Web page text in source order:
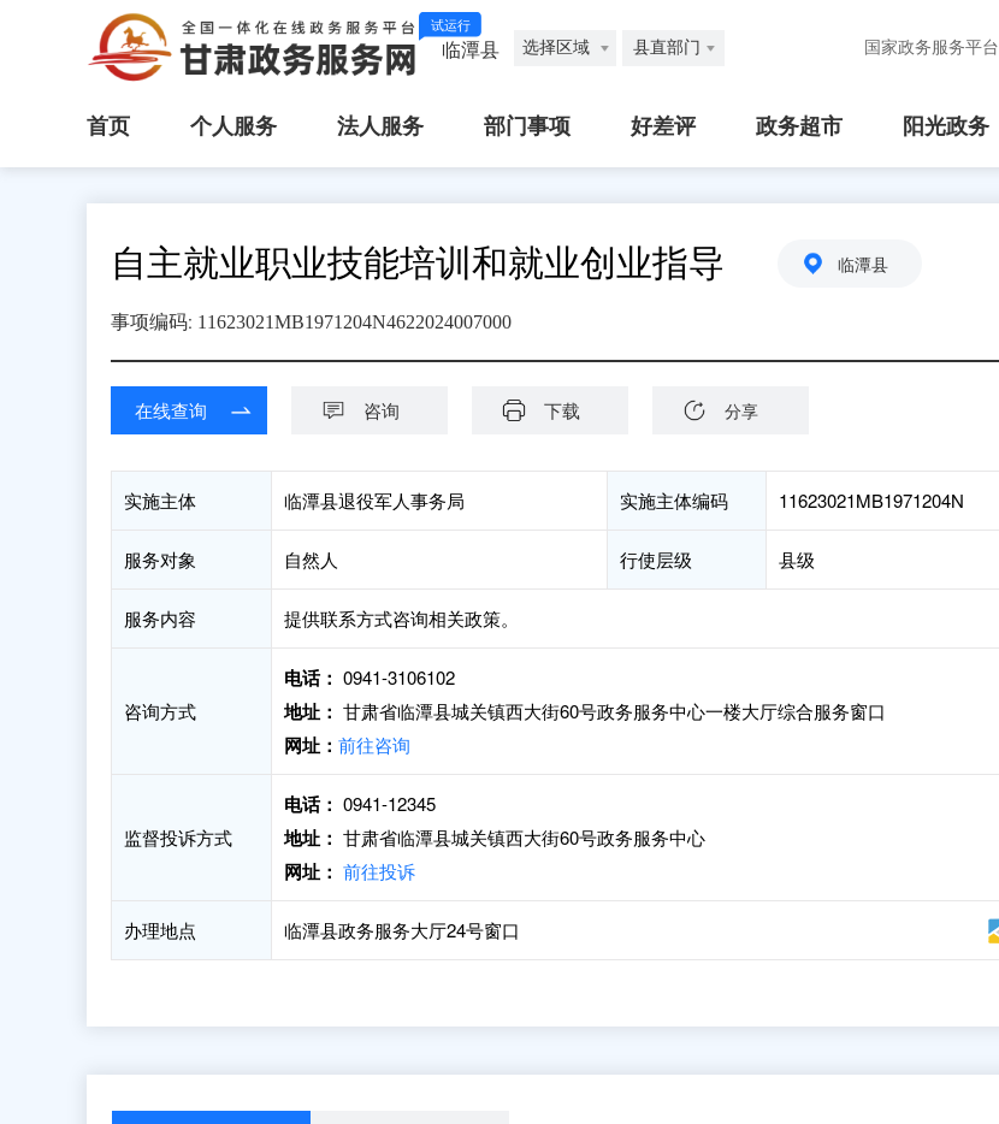
试运行
临潭县 选择区域 县直部门 国家政务服务平台
首页 个人服务 法人服务 部门事项 好差评 政务超市 阳光政务
自主就业职业技能培训和就业创业指导 临潭县
事项编码: 11623021MB1971204N4622024007000
在线查询 咨询 下载 分享
实施主体 临潭县退役军人事务局 实施主体编码 11623021MB1971204N
服务对象 自然人 行使层级 县级
服务内容 提供联系方式咨询相关政策。
咨询方式
电话： 0941-3106102
地址： 甘肃省临潭县城关镇西大街60号政务服务中心一楼大厅综合服务窗口
网址： 前往咨询
监督投诉方式
电话： 0941-12345
地址： 甘肃省临潭县城关镇西大街60号政务服务中心
网址： 前往投诉
办理地点 临潭县政务服务大厅24号窗口